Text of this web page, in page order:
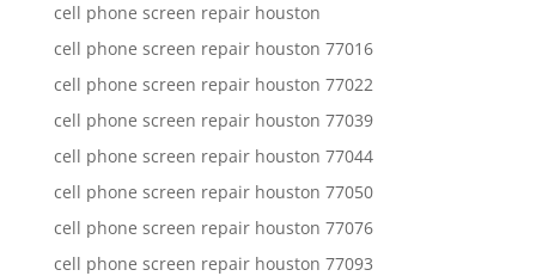
cell phone screen repair houston
cell phone screen repair houston 77016
cell phone screen repair houston 77022
cell phone screen repair houston 77039
cell phone screen repair houston 77044
cell phone screen repair houston 77050
cell phone screen repair houston 77076
cell phone screen repair houston 77093